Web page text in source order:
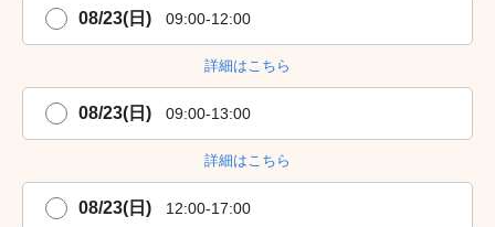
08/23(日) 09:00-12:00
詳細はこちら
08/23(日) 09:00-13:00
詳細はこちら
08/23(日) 12:00-17:00